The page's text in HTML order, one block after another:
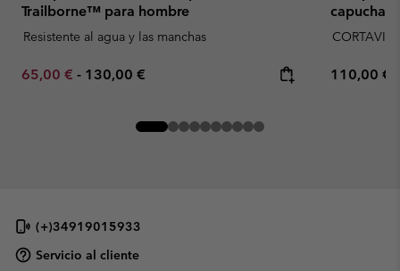
Trailborne™ para hombre
Resistente al agua y las manchas
Minimum sale price:
65,00 € - Maximum price:
130,00 €
capucha
Regular
110,00 €
(+)34919015933
Servicio al cliente